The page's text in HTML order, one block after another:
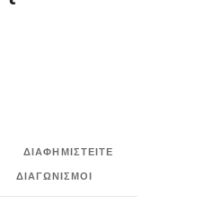
ΔΙΑΦΗΜΙΣΤΕΙΤΕ
ΔΙΑΓΩΝΙΣΜΟΙ